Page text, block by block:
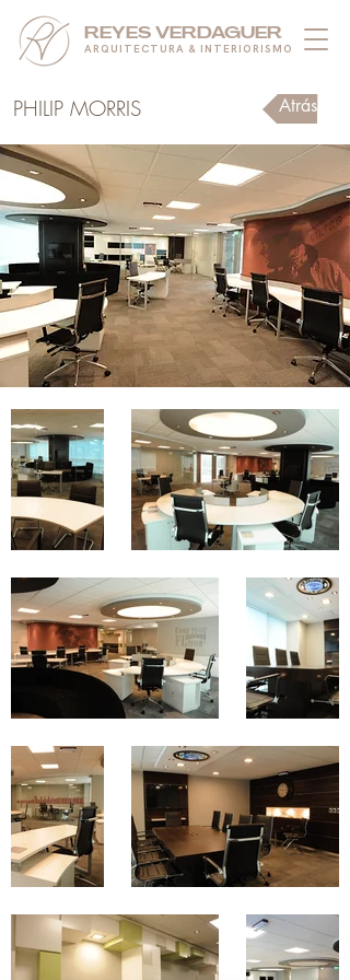
ARQUITECTURA & INTERIORISMO
REYES VERDAGUER
Atrás
PHILIP MORRIS